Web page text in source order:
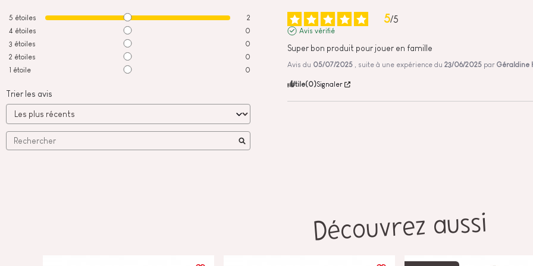
5 étoiles
2
4 étoiles
0
3 étoiles
0
2 étoiles
0
1 étoile 0
Trier les avis
5/5
Avis vérifié
Super bon produit pour jouer en famille
Avis du 05/07/2025 , suite à une expérience du23/06/2025 parGéraldine
Utile(0)Signaler
Découvrez aussi